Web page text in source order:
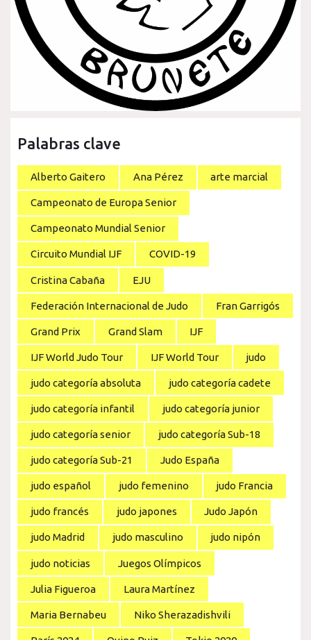
Palabras clave
Alberto Gaitero Ana Pérez arte marcial
Campeonato de Europa Senior
Campeonato Mundial Senior
Circuito Mundial IJF COVID-19
Cristina Cabaña EJU
Federación Internacional de Judo Fran Garrigós
Grand Prix Grand Slam IJF
IJF World Judo Tour IJF World Tour judo
judo categoría absoluta judo categoría cadete
judo categoría infantil judo categoría junior
judo categoría senior judo categoría Sub-18
judo categoría Sub-21 Judo España
judo español judo femenino judo Francia
judo francés judo japones Judo Japón
judo Madrid judo masculino judo nipón
judo noticias Juegos Olímpicos
Julia Figueroa Laura Martínez
Maria Bernabeu Niko Sherazadishvili